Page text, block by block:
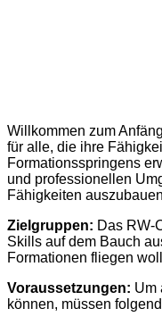
Willkommen zum
für alle, die ihre
Formationsspringens
und professionellen
Fähigkeiten
Zielgruppen: Das RW-
Skills auf dem Bauch
Formationen fliegen
Voraussetzungen: Um
können, müssen